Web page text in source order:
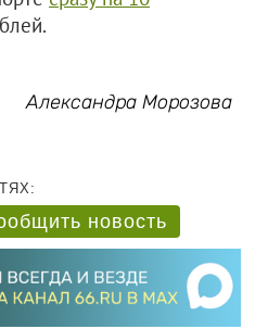
Александра Морозова
новость